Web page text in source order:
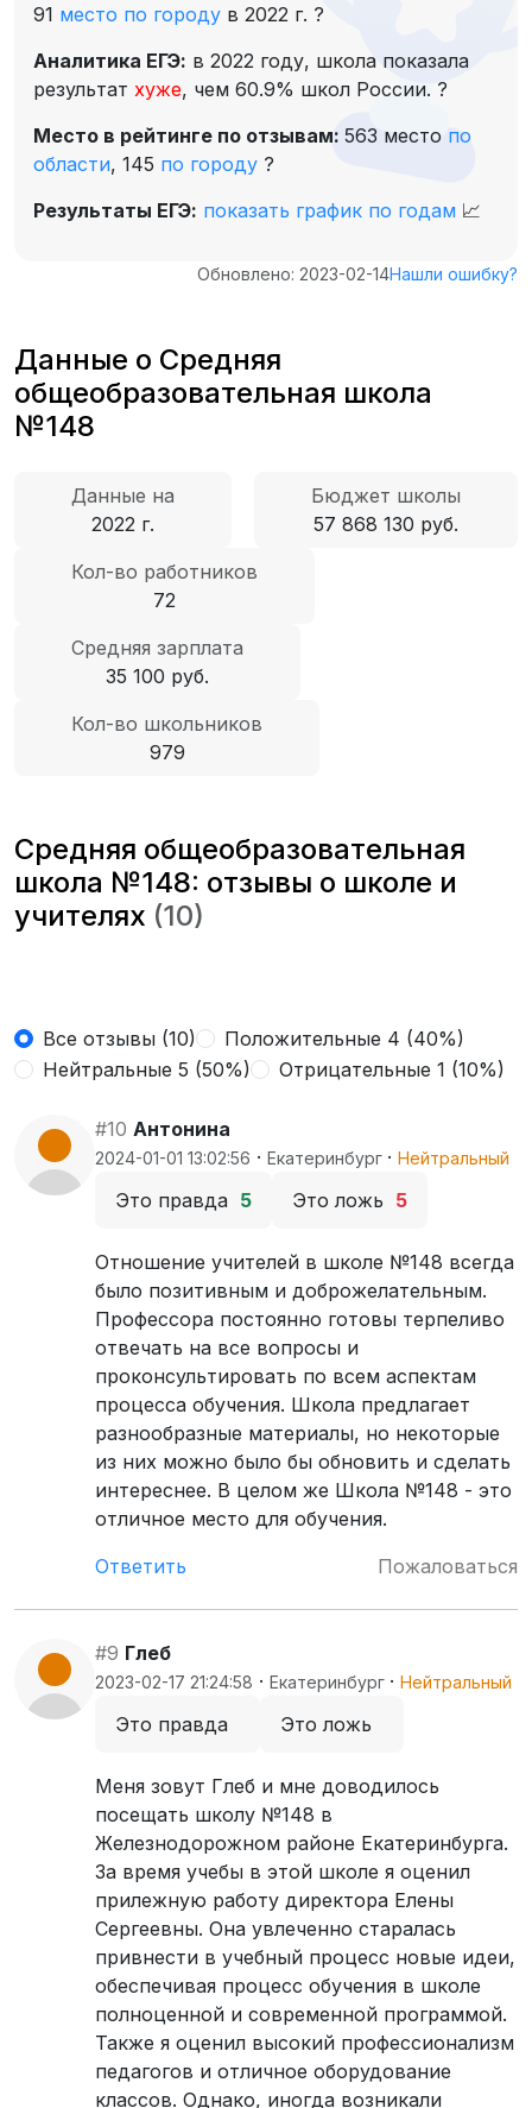
91 место по городу в 2022 г. ?
Аналитика ЕГЭ: в 2022 году, школа показала
результат хуже, чем 60.9% школ России. ?
Место в рейтинге по отзывам: 563 место по
области, 145 по городу ?
Результаты ЕГЭ: показать график по годам 📈
Обновлено: 2023-02-14Нашли ошибку?
Данные о Средняя
общеобразовательная школа
№148
Данные на
2022 г.
Бюджет школы
57 868 130 руб.
Кол-во работников
72
Средняя зарплата
35 100 руб.
Кол-во школьников
979
Средняя общеобразовательная
школа №148: отзывы о школе и
учителях (10)
Все отзывы (10)
Положительные 4 (40%)
Нейтральные 5 (50%)
Отрицательные 1 (10%)
#10 Антонина
2024-01-01 13:02:56 · Екатеринбург · Нейтральный
Это правда 5 Это ложь 5
Отношение учителей в школе №148 всегда
было позитивным и доброжелательным.
Профессора постоянно готовы терпеливо
отвечать на все вопросы и
проконсультировать по всем аспектам
процесса обучения. Школа предлагает
разнообразные материалы, но некоторые
из них можно было бы обновить и сделать
интереснее. В целом же Школа №148 - это
отличное место для обучения.
Ответить
Пожаловаться
#9 Глеб
2023-02-17 21:24:58 · Екатеринбург · Нейтральный
Это правда Это ложь
Меня зовут Глеб и мне доводилось
посещать школу №148 в
Железнодорожном районе Екатеринбурга.
За время учебы в этой школе я оценил
прилежную работу директора Елены
Сергеевны. Она увлеченно старалась
привнести в учебный процесс новые идеи,
обеспечивая процесс обучения в школе
полноценной и современной программой.
Также я оценил высокий профессионализм
педагогов и отличное оборудование
классов. Однако, иногда возникали